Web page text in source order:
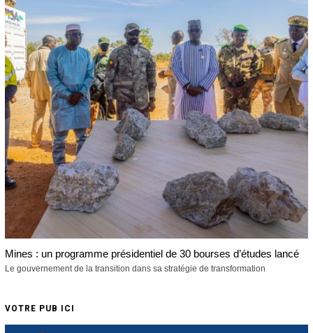
Mines : un programme présidentiel de 30 bourses d’études lancé
Le gouvernement de la transition dans sa stratégie de transformation
VOTRE PUB ICI